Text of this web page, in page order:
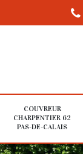
COUVREUR
CHARPENTIER 62
PAS-DE-CALAIS